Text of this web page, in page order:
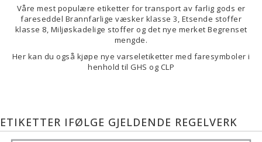
Våre mest populære etiketter for transport av farlig gods er
fareseddel Brannfarlige væsker klasse 3, Etsende stoffer
klasse 8, Miljøskadelige stoffer og det nye merket Begrenset
mengde.
Her kan du også kjøpe nye varseletiketter med faresymboler i
henhold til GHS og CLP
ETIKETTER IFØLGE GJELDENDE REGELVERK